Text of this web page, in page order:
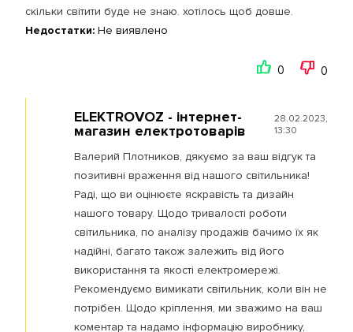
скільки світити буде не знаю. хотілось щоб довше.
Недостатки: Не виявлено
0 0
ELEKTROVOZ - інтернет-
магазин електротоварів
28.02.2023,
13:30
Валерий Плотников, дякуємо за ваш відгук та
позитивні враження від нашого світильника!
Раді, що ви оцінюєте яскравість та дизайн
нашого товару. Щодо тривалості роботи
світильника, по аналізу продажів бачимо їх як
надійні, багато також залежить від його
використання та якості електромережі.
Рекомендуємо вимикати світильник, коли він не
потрібен. Щодо кріплення, ми зважимо на ваш
коментар та надамо інформацію виробнику,